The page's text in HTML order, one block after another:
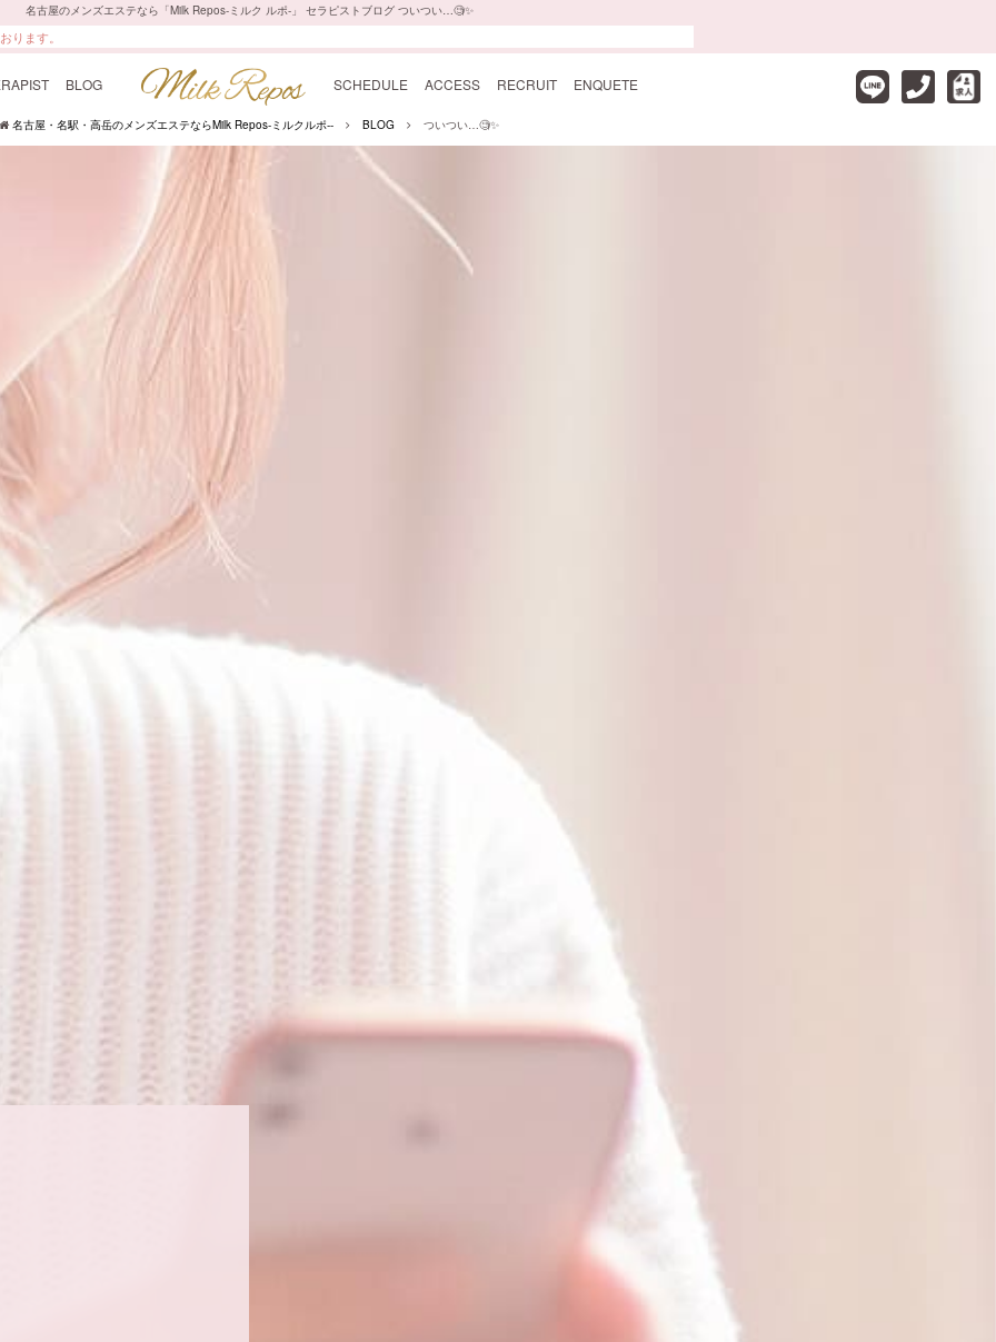
名古屋のメンズエステなら「Milk Repos-ミルク ルポ-」 セラピストブログ ついつい…🧐✨
ります。
上級の癒しをご提供いたします。
BLOG SCHEDULE ACCESS RECRUIT ENQUETE
名古屋・名駅・高岳のメンズエステならMilk Repos-ミルクルポ-- BLOG ついつい…🧐✨